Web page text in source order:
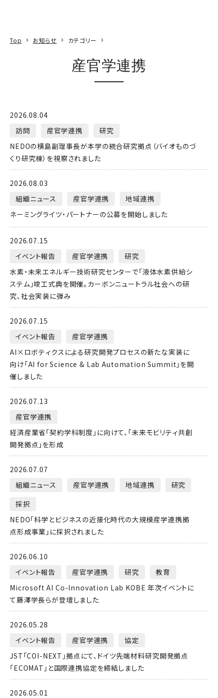
Top お知らせ カテゴリー
産官学連携
2026.08.04
訪問
産官学連携
研究
NEDOの横島副理事長が本学の統合研究拠点（バイオものづ
くり研究棟）を視察されました
2026.08.03
組織ニュース
産官学連携
地域連携
ネーミングライツ・パートナーの公募を開始しました
2026.07.15
イベント報告
産官学連携
研究
水素・未来エネルギー技術研究センターで「液体水素供給シ
ステム」竣工式典を開催。カーボンニュートラル社会への研
究、社会実装に弾み
2026.07.15
イベント報告
産官学連携
AI×ロボティクスによる研究開発プロセスの新たな実装に
向け「AI for Science & Lab Automation Summit」を開
催しました
2026.07.13
産官学連携
経済産業省「契約学科制度」に向けて、「未来モビリティ共創
開発拠点」を形成
2026.07.07
組織ニュース
産官学連携 地域連携
研究
採択
NEDO「科学とビジネスの近接化時代の大規模産学連携拠
点形成事業」に採択されました
2026.06.10
イベント報告
産官学連携 研究
教育
Microsoft AI Co-Innovation Lab KOBE 年次イベントに
て藤澤学長らが登壇しました
2026.05.28
イベント報告
産官学連携
協定
JST「COI-NEXT」拠点にて、ドイツ先端材料研究開発拠点
「ECOMAT」と国際連携協定を締結しました
2026.05.01